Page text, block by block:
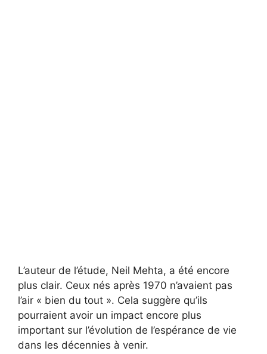
L’auteur de l’étude, Neil Mehta, a été encore
plus clair. Ceux nés après 1970 n’avaient pas
l’air « bien du tout ». Cela suggère qu’ils
pourraient avoir un impact encore plus
important sur l’évolution de l’espérance de vie
dans les décennies à venir.